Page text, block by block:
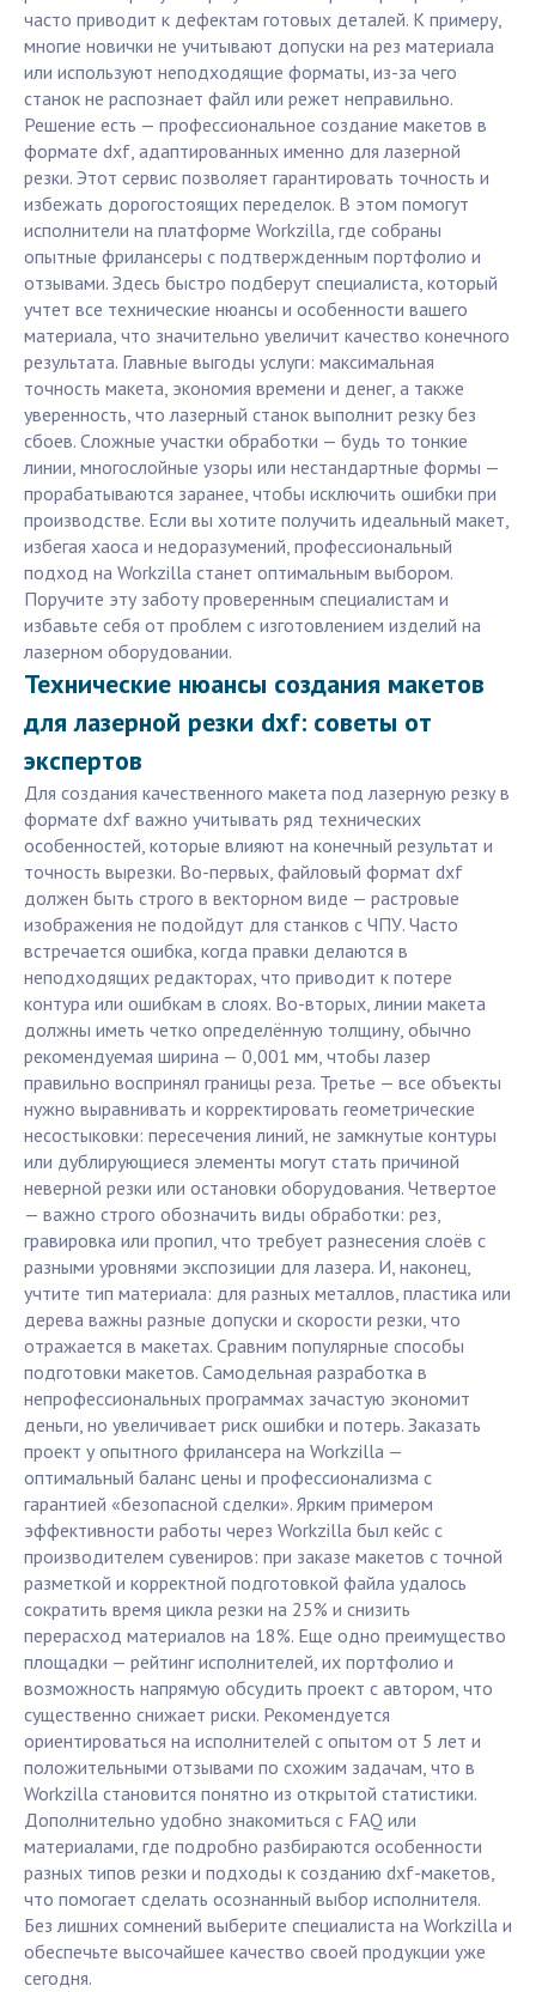
часто приводит к дефектам готовых деталей. К примеру,
многие новички не учитывают допуски на рез материала
или используют неподходящие форматы, из-за чего
станок не распознает файл или режет неправильно.
Решение есть — профессиональное создание макетов в
формате dxf, адаптированных именно для лазерной
резки. Этот сервис позволяет гарантировать точность и
избежать дорогостоящих переделок. В этом помогут
исполнители на платформе Workzilla, где собраны
опытные фрилансеры с подтвержденным портфолио и
отзывами. Здесь быстро подберут специалиста, который
учтет все технические нюансы и особенности вашего
материала, что значительно увеличит качество конечного
результата. Главные выгоды услуги: максимальная
точность макета, экономия времени и денег, а также
уверенность, что лазерный станок выполнит резку без
сбоев. Сложные участки обработки — будь то тонкие
линии, многослойные узоры или нестандартные формы —
прорабатываются заранее, чтобы исключить ошибки при
производстве. Если вы хотите получить идеальный макет,
избегая хаоса и недоразумений, профессиональный
подход на Workzilla станет оптимальным выбором.
Поручите эту заботу проверенным специалистам и
избавьте себя от проблем с изготовлением изделий на
лазерном оборудовании.
Технические нюансы создания макетов
для лазерной резки dxf: советы от
экспертов
Для создания качественного макета под лазерную резку в
формате dxf важно учитывать ряд технических
особенностей, которые влияют на конечный результат и
точность вырезки. Во-первых, файловый формат dxf
должен быть строго в векторном виде — растровые
изображения не подойдут для станков с ЧПУ. Часто
встречается ошибка, когда правки делаются в
неподходящих редакторах, что приводит к потере
контура или ошибкам в слоях. Во-вторых, линии макета
должны иметь четко определённую толщину, обычно
рекомендуемая ширина — 0,001 мм, чтобы лазер
правильно воспринял границы реза. Третье — все объекты
нужно выравнивать и корректировать геометрические
несостыковки: пересечения линий, не замкнутые контуры
или дублирующиеся элементы могут стать причиной
неверной резки или остановки оборудования. Четвертое
— важно строго обозначить виды обработки: рез,
гравировка или пропил, что требует разнесения слоёв с
разными уровнями экспозиции для лазера. И, наконец,
учтите тип материала: для разных металлов, пластика или
дерева важны разные допуски и скорости резки, что
отражается в макетах. Сравним популярные способы
подготовки макетов. Самодельная разработка в
непрофессиональных программах зачастую экономит
деньги, но увеличивает риск ошибки и потерь. Заказать
проект у опытного фрилансера на Workzilla —
оптимальный баланс цены и профессионализма с
гарантией «безопасной сделки». Ярким примером
эффективности работы через Workzilla был кейс с
производителем сувениров: при заказе макетов с точной
разметкой и корректной подготовкой файла удалось
сократить время цикла резки на 25% и снизить
перерасход материалов на 18%. Еще одно преимущество
площадки — рейтинг исполнителей, их портфолио и
возможность напрямую обсудить проект с автором, что
существенно снижает риски. Рекомендуется
ориентироваться на исполнителей с опытом от 5 лет и
положительными отзывами по схожим задачам, что в
Workzilla становится понятно из открытой статистики.
Дополнительно удобно знакомиться с FAQ или
материалами, где подробно разбираются особенности
разных типов резки и подходы к созданию dxf-макетов,
что помогает сделать осознанный выбор исполнителя.
Без лишних сомнений выберите специалиста на Workzilla и
обеспечьте высочайшее качество своей продукции уже
сегодня.